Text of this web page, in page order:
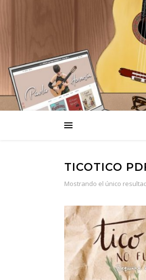
TICOTICO
Mostrando el único